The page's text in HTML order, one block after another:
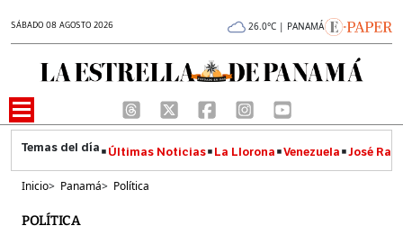
SÁBADO 08 AGOSTO 2026 26.0°C | PANAMÁ
Últimas Noticias La Llorona Venezuela José
Inicio> Panamá> Política
POLÍTICA